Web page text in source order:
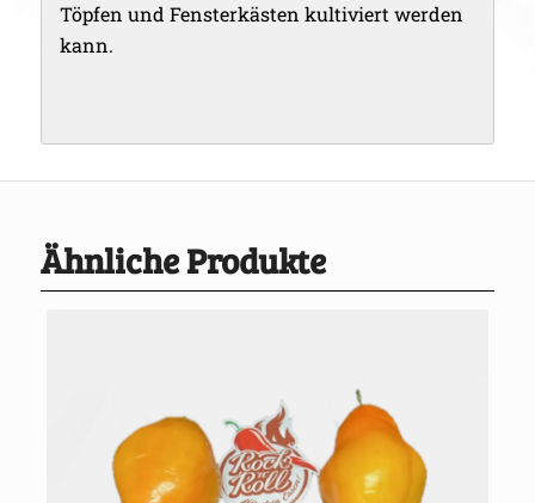
Töpfen und Fensterkästen kultiviert werden
kann.
Ähnliche Produkte